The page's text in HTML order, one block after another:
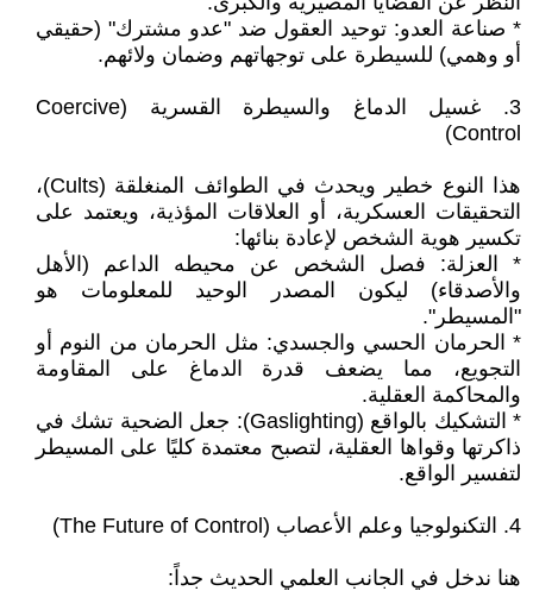
* صناعة العدو: توحيد العقول ضد "عدو مشترك" (حقيقي
أو وهمي) للسيطرة على توجهاتهم وضمان ولائهم.
‎3. غسيل الدماغ والسيطرة القسرية (Coercive
Control)
‎هذا النوع خطير ويحدث في الطوائف المنغلقة (Cults)،
التحقيقات العسكرية، أو العلاقات المؤذية، ويعتمد على
تكسير هوية الشخص لإعادة بنائها:
* العزلة: فصل الشخص عن محيطه الداعم (الأهل
والأصدقاء) ليكون المصدر الوحيد للمعلومات هو
"المسيطر".
* الحرمان الحسي والجسدي: مثل الحرمان من النوم أو
التجويع، مما يضعف قدرة الدماغ على المقاومة
والمحاكمة العقلية.
* التشكيك بالواقع (Gaslighting): جعل الضحية تشك في
ذاكرتها وقواها العقلية، لتصبح معتمدة كليًا على المسيطر
لتفسير الواقع.
‎4. التكنولوجيا وعلم الأعصاب (The Future of Control)